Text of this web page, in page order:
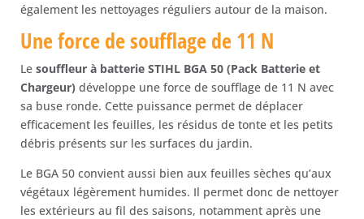
également les nettoyages réguliers autour de la maison.
Une force de soufflage de 11 N
Le souffleur à batterie STIHL BGA 50 (Pack Batterie et
Chargeur) développe une force de soufflage de 11 N avec
sa buse ronde. Cette puissance permet de déplacer
efficacement les feuilles, les résidus de tonte et les petits
débris présents sur les surfaces du jardin.
Le BGA 50 convient aussi bien aux feuilles sèches qu’aux
végétaux légèrement humides. Il permet donc de nettoyer
les extérieurs au fil des saisons, notamment après une